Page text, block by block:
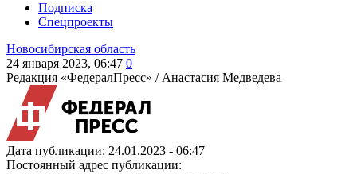
Подписка
Спецпроекты
Новосибирская область
24 января 2023, 06:47 0
Редакция «ФедералПресс» / Анастасия Медведева
Дата публикации: 24.01.2023 - 06:47
Постоянный адрес публикации: